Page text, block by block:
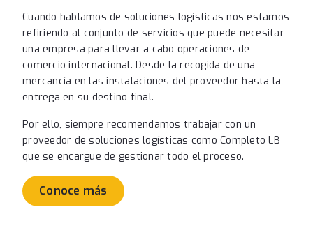
Cuando hablamos de soluciones logísticas nos estamos
refiriendo al conjunto de servicios que puede necesitar
una empresa para llevar a cabo operaciones de
comercio internacional. Desde la recogida de una
mercancía en las instalaciones del proveedor hasta la
entrega en su destino final.
Por ello, siempre recomendamos trabajar con un
proveedor de soluciones logísticas como Completo LB
que se encargue de gestionar todo el proceso.
Conoce más